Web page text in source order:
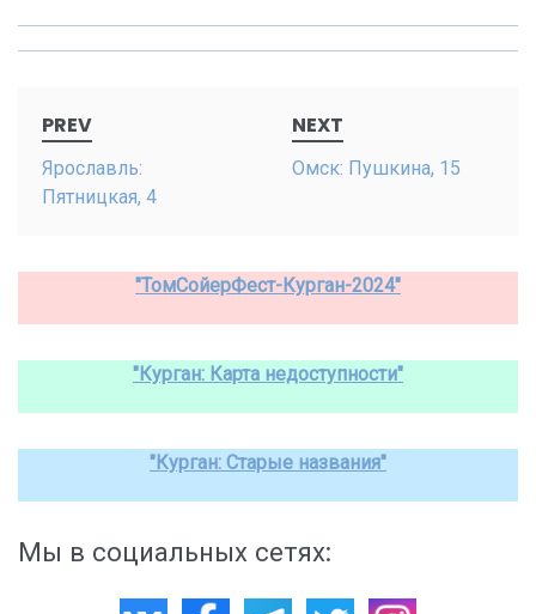
navigation
PREV
Ярославль:
Пятницкая, 4
NEXT
Омск: Пушкина, 15
"ТомСойерФест-Курган-2024"
"Курган: Карта недоступности"
"Курган: Старые названия"
Мы в социальных сетях: